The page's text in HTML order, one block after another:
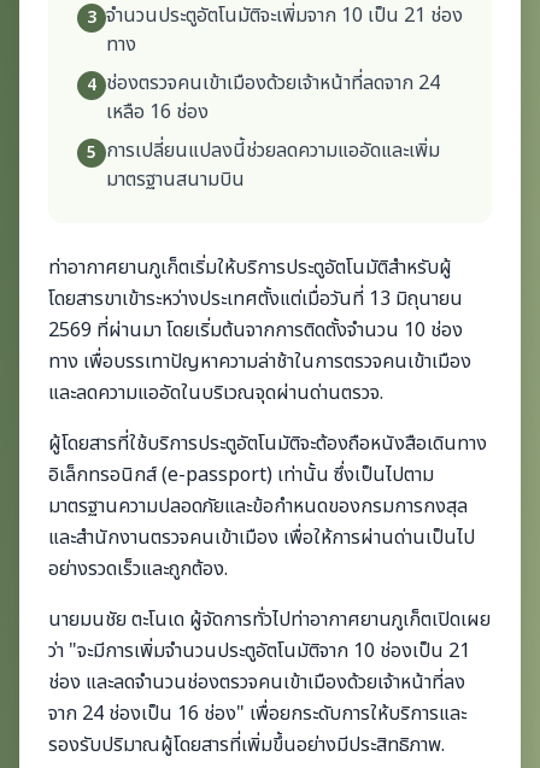
3 จำนวนประตูอัตโนมัติจะเพิ่มจาก 10 เป็น 21 ช่อง
ทาง
4 ช่องตรวจคนเข้าเมืองด้วยเจ้าหน้าที่ลดจาก 24
เหลือ 16 ช่อง
5 การเปลี่ยนแปลงนี้ช่วยลดความแออัดและเพิ่ม
มาตรฐานสนามบิน
ท่าอากาศยานภูเก็ตเริ่มให้บริการประตูอัตโนมัติสำหรับผู้
โดยสารขาเข้าระหว่างประเทศตั้งแต่เมื่อวันที่ 13 มิถุนายน
2569 ที่ผ่านมา โดยเริ่มต้นจากการติดตั้งจำนวน 10 ช่อง
ทาง เพื่อบรรเทาปัญหาความล่าช้าในการตรวจคนเข้าเมือง
และลดความแออัดในบริเวณจุดผ่านด่านตรวจ.
ผู้โดยสารที่ใช้บริการประตูอัตโนมัติจะต้องถือหนังสือเดินทาง
อิเล็กทรอนิกส์ (e-passport) เท่านั้น ซึ่งเป็นไปตาม
มาตรฐานความปลอดภัยและข้อกำหนดของกรมการกงสุล
และสำนักงานตรวจคนเข้าเมือง เพื่อให้การผ่านด่านเป็นไป
อย่างรวดเร็วและถูกต้อง.
นายมนชัย ตะโนเด ผู้จัดการทั่วไปท่าอากาศยานภูเก็ตเปิดเผย
ว่า "จะมีการเพิ่มจำนวนประตูอัตโนมัติจาก 10 ช่องเป็น 21
ช่อง และลดจำนวนช่องตรวจคนเข้าเมืองด้วยเจ้าหน้าที่ลง
จาก 24 ช่องเป็น 16 ช่อง" เพื่อยกระดับการให้บริการและ
รองรับปริมาณผู้โดยสารที่เพิ่มขึ้นอย่างมีประสิทธิภาพ.